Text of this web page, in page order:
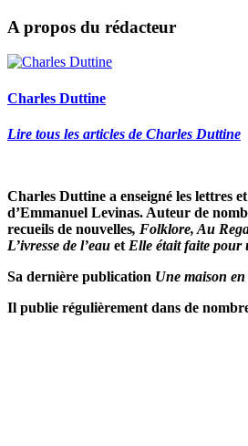
A propos du rédacteur
Charles Duttine
Lire tous les articles de Charles Duttine
Charles Duttine a enseigné les lettres
d’Emmanuel Levinas. Auteur de
recueils de nouvelles, Folklore, Au
L’ivresse de l’eau et Elle était faite pour
Sa dernière publication Une maison
Il publie régulièrement dans de